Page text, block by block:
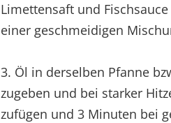
Limettensaft und
einer geschmeidigen
3. Öl in derselben Pfanne
zugeben und bei starker
zufügen und 3 Minuten bei